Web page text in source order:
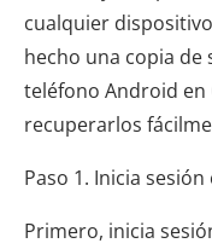
cualquier
hecho una copia
teléfono Android en
recuperarlos
Paso 1. Inicia
Primero, inicia